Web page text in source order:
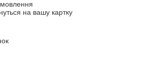
на вашу картку